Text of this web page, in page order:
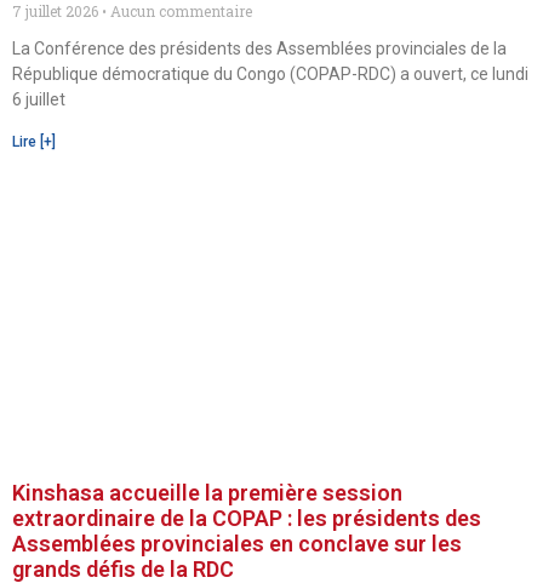
7 juillet 2026
Aucun commentaire
La Conférence des présidents des Assemblées provinciales de la
République démocratique du Congo (COPAP-RDC) a ouvert, ce lundi
6 juillet
Lire [+]
Kinshasa accueille la première session
extraordinaire de la COPAP : les présidents des
Assemblées provinciales en conclave sur les
grands défis de la RDC